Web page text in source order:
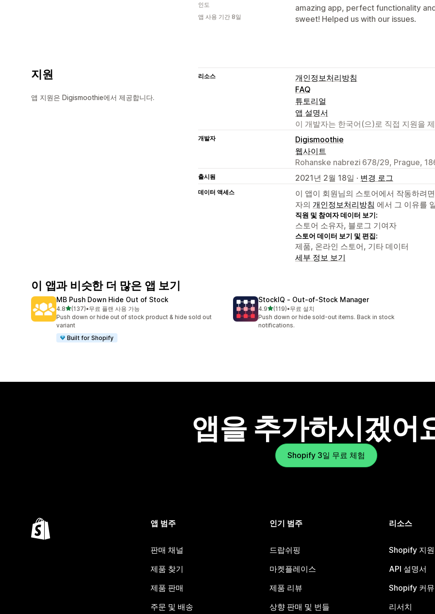
amazing app, perfect functionality
sweet! Helped us with our issues.
인도
앱 사용 기간 8일
지원
앱 지원은 Digismoothie에서 제공합니다.
리소스
개인정보처리방침
FAQ
튜토리얼
앱 설명서
이 개발자는 한국어(으)로 직접 지원을
개발자
Digismoothie
웹사이트
Rohanske nabrezi 678/29, Prague,
출시됨 2021년 2월 18일 · 변경 로그
데이터 액세스
이 앱이 회원님의 스토어에서 작동하려
자의 개인정보처리방침 에서 그 이유를
직원 및 참여자 데이터 보기:
스토어 소유자, 블로그 기여자
스토어 데이터 보기 및 편집:
제품, 온라인 스토어, 기타 데이터
세부 정보 보기
이 앱과 비슷한 더 많은 앱 보기
MB Push Down Hide Out of Stock
4.8별 5개 중
(137)
총 리뷰 137개
•무료 플랜 사용 가능
Push down or hide out of stock product & hide sold out
variant
Built for Shopify
StockIQ ‑ Out‑of‑Stock Manager
4.9별 5개 중
(119)
총 리뷰 119개
•무료 설치
Push down or hide sold-out items. Back in stock
notifications.
앱을 추가하시겠어
Shopify 3일 무료 체험
앱 범주
판매 채널
제품 찾기
제품 판매
주문 및 배송
인기 범주
드랍쉬핑
마켓플레이스
제품 리뷰
상향 판매 및 번들
리소스
Shopify 지원
API 설명서
Shopify 커
리서치